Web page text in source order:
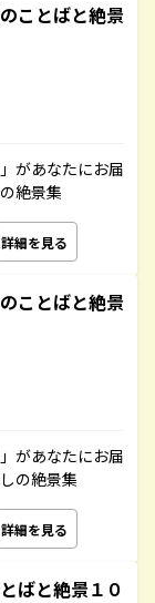
ことばと絶景
があなたにお届
絶景集
詳細を見る
ことばと絶景
があなたにお届
の絶景集
詳細を見る
ばと絶景１０